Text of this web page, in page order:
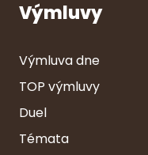
Výmluvy
Výmluva dne
TOP výmluvy
Duel
Témata